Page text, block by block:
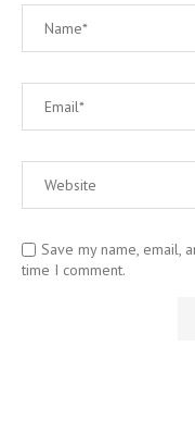
Save my name, email,
time I comment.